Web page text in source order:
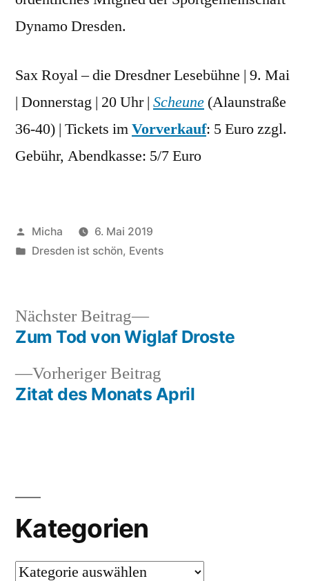
Dynamo Dresden.
Sax Royal – die Dresdner Lesebühne | 9. Mai
| Donnerstag | 20 Uhr | Scheune (Alaunstraße
36-40) | Tickets imVorverkauf: 5 Euro zzgl.
Gebühr, Abendkasse: 5/7 Euro
Veröffentlicht
von
Micha
6. Mai 2019
Veröffentlicht
Dresden ist schön, Events
Beitragsnavigation
Vorheriger Beitrag
Beitrag:
Zitat des Monats April
Nächster Beitrag
Nächster
Beitrag:
Zum Tod von Wiglaf Droste
Kategorien
Kategorien